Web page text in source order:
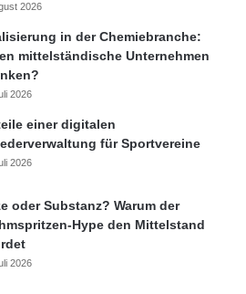
2026
in der Chemiebranche:
mittelständische Unternehmen
2026
einer digitalen
für Sportvereine
2026
oder Substanz? Warum der
Hype den Mittelstand
2026